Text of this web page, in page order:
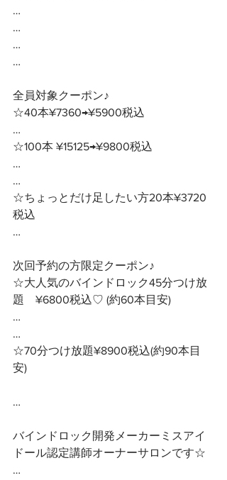
…
…
…
…
全員対象クーポン♪
☆40本¥7360→¥5900税込
…
☆100本 ¥15125→¥9800税込
…
…
☆ちょっとだけ足したい方20本¥3720
税込
…
次回予約の方限定クーポン♪
☆大人気のバインドロック45分つけ放
題　¥6800税込♡ (約60本目安)
…
…
☆70分つけ放題¥8900税込(約90本目
安)
…
バインドロック開発メーカーミスアイ
ドール認定講師オーナーサロンです☆
…